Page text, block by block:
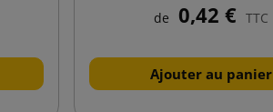
de 0,42 € TTC
Ajouter au panier